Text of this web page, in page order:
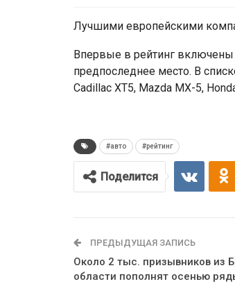
Лучшими европейскими
Впервые в рейтинг включены
предпоследнее место. В
Cadillac XT5, Mazda MX-5,
#авто #рейтинг
Поделится
ПРЕДЫДУЩАЯ ЗАПИСЬ
Около 2 тыс. призывников из
области пополнят осенью